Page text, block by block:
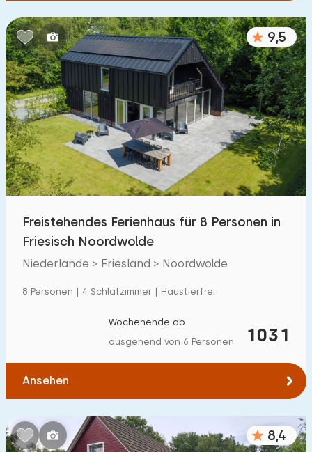
Eingezäunter Garten
Spielgeräte im Garten 2
Hallenbad 0
Freibad 0
Kinderanimation 0
Kindereinrichtungen im Park
Zugänglichkeit
Eingeschränkte Mobilität
9,5
Freistehendes Ferienhaus für 8 Personen in
Friesisch Noordwolde
Niederlande > Friesland > Noordwolde
8 Personen | 4 Schlafzimmer | Haustierfrei
1031
Wochenende ab
ausgehend von 6 Personen
Ansehen
8,4